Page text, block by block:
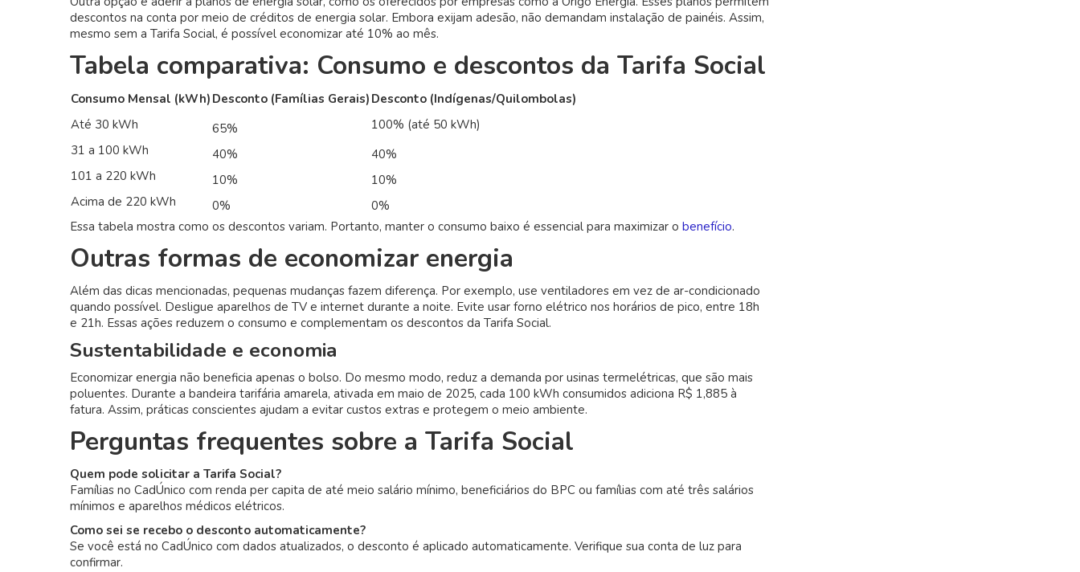
descontos na conta por meio de créditos de energia solar. Embora exijam adesão, não demandam instalação de painéis. Assim,
mesmo sem a Tarifa Social, é possível economizar até 10% ao mês.
Tabela comparativa: Consumo e descontos da Tarifa Social
Consumo Mensal (kWh) Desconto (Famílias Gerais) Desconto (Indígenas/Quilombolas)
Até 30 kWh
65%
100% (até 50 kWh)
31 a 100 kWh
40%
40%
101 a 220 kWh
10%
10%
Acima de 220 kWh
0%
0%
Essa tabela mostra como os descontos variam. Portanto, manter o consumo baixo é essencial para maximizar o benefício.
Outras formas de economizar energia
Além das dicas mencionadas, pequenas mudanças fazem diferença. Por exemplo, use ventiladores em vez de ar-condicionado
quando possível. Desligue aparelhos de TV e internet durante a noite. Evite usar forno elétrico nos horários de pico, entre 18h
e 21h. Essas ações reduzem o consumo e complementam os descontos da Tarifa Social.
Sustentabilidade e economia
Economizar energia não beneficia apenas o bolso. Do mesmo modo, reduz a demanda por usinas termelétricas, que são mais
poluentes. Durante a bandeira tarifária amarela, ativada em maio de 2025, cada 100 kWh consumidos adiciona R$ 1,885 à
fatura. Assim, práticas conscientes ajudam a evitar custos extras e protegem o meio ambiente.
Perguntas frequentes sobre a Tarifa Social
Quem pode solicitar a Tarifa Social?
Famílias no CadÚnico com renda per capita de até meio salário mínimo, beneficiários do BPC ou famílias com até três salários
mínimos e aparelhos médicos elétricos.
Como sei se recebo o desconto automaticamente?
Se você está no CadÚnico com dados atualizados, o desconto é aplicado automaticamente. Verifique sua conta de luz para
confirmar.